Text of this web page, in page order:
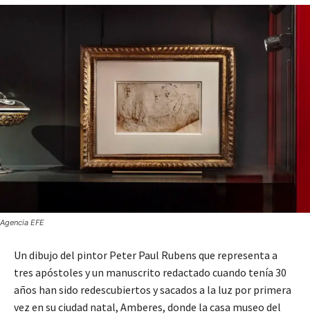
Agencia EFE
Un dibujo del pintor Peter Paul Rubens que representa a
tres apóstoles y un manuscrito redactado cuando tenía 30
años han sido redescubiertos y sacados a la luz por primera
vez en su ciudad natal, Amberes, donde la casa museo del